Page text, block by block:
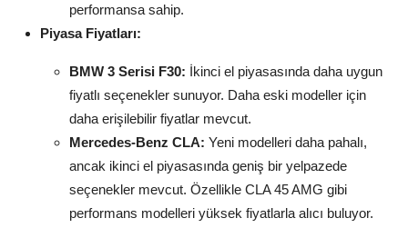
performansa sahip.
Piyasa Fiyatları:
BMW 3 Serisi F30: İkinci el piyasasında daha uygun
fiyatlı seçenekler sunuyor. Daha eski modeller için
daha erişilebilir fiyatlar mevcut.
Mercedes-Benz CLA: Yeni modelleri daha pahalı,
ancak ikinci el piyasasında geniş bir yelpazede
seçenekler mevcut. Özellikle CLA 45 AMG gibi
performans modelleri yüksek fiyatlarla alıcı buluyor.